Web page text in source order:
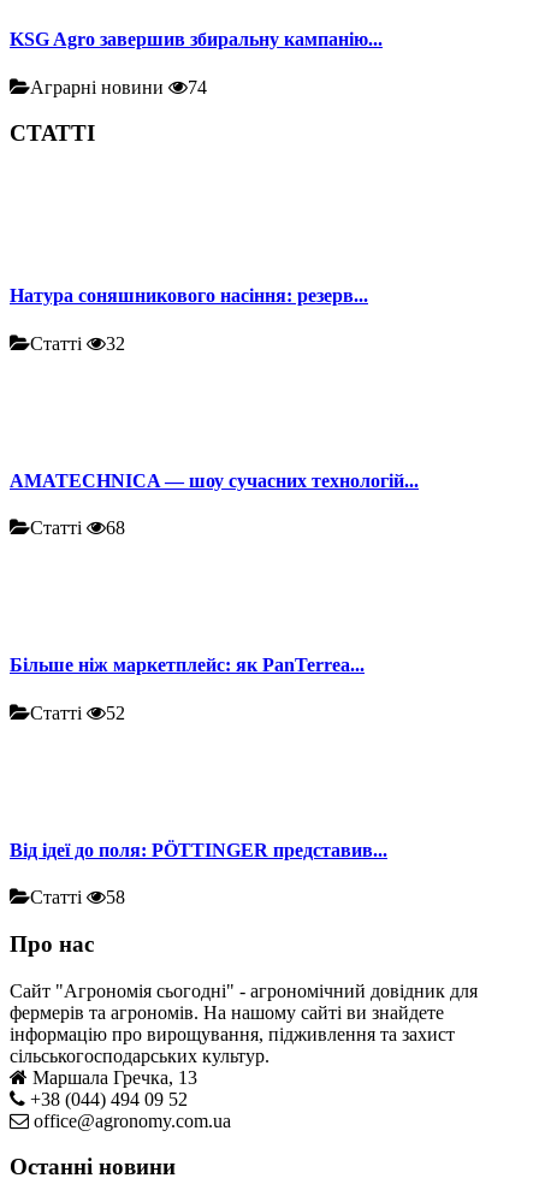
KSG Agro завершив збиральну кампанію...
Аграрні новини 74
СТАТТІ
Натура соняшникового насіння: резерв...
Статті 32
AMATECHNICA — шоу сучасних технологій...
Статті 68
Більше ніж маркетплейс: як PanTerrea...
Статті 52
Від ідеї до поля: PÖTTINGER представив...
Статті 58
Про нас
Сайт "Агрономія сьогодні" - агрономічний довідник для
фермерів та агрономів. На нашому сайті ви знайдете
інформацію про вирощування, підживлення та захист
сільськогосподарських культур.
Маршала Гречка, 13
+38 (044) 494 09 52
office@agronomy.com.ua
Останні новини